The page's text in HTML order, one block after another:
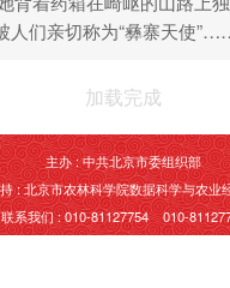
人们亲切称为“彝寨天使
加载完成
主办 : 中共北京市委组织部
: 北京市农林科学院数据科学与农业
联系我们 : 010-81127754 010-